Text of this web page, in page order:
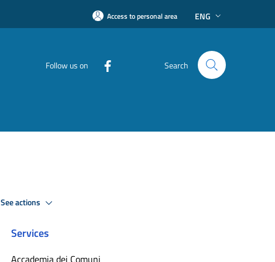
Access to personal area ENG
Follow us on Search
See actions
Services
Accademia dei Comuni